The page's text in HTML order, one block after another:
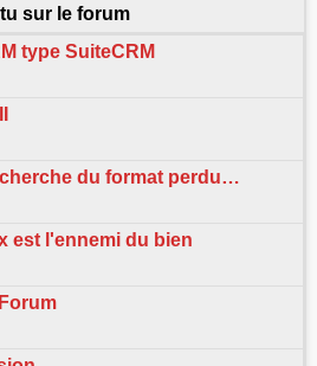
sur le forum
type SuiteCRM
du format perdu…
est l'ennemi du bien